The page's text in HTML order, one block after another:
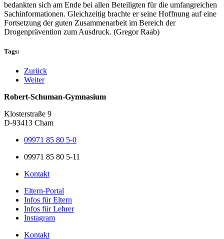
bedankten sich am Ende bei allen Beteiligten für die umfangreichen
Sachinformationen. Gleichzeitig brachte er seine Hoffnung auf eine
Fortsetzung der guten Zusammenarbeit im Bereich der
Drogenprävention zum Ausdruck. (Gregor Raab)
Tags:
Zurück
Weiter
Robert-Schuman-Gymnasium
Klosterstraße 9
D-93413 Cham
09971 85 80 5-0
09971 85 80 5-11
Kontakt
Eltern-Portal
Infos für Eltern
Infos für Lehrer
Instagram
Kontakt